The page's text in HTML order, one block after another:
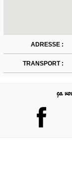
ADRESSE :
TRANSPORT :
ça